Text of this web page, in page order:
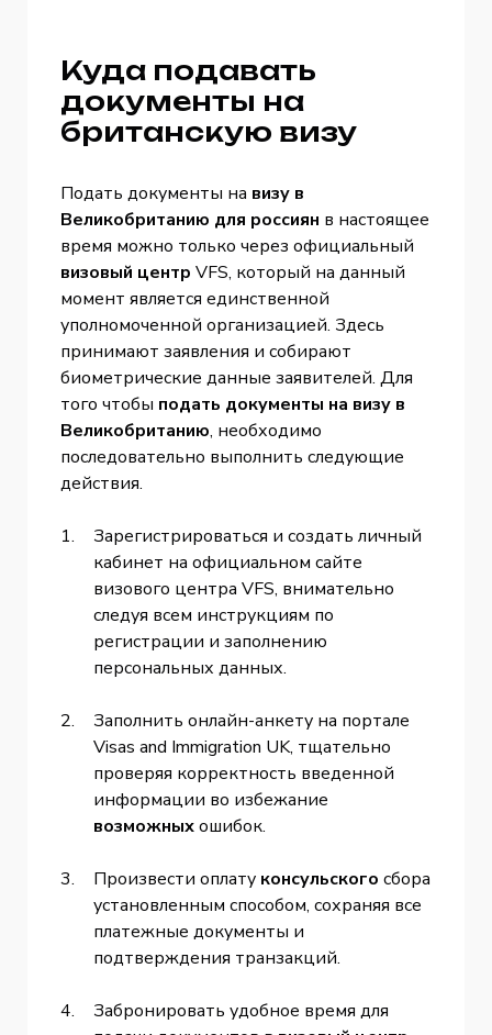
Куда подавать
документы на
британскую визу
Подать документы на визу в
Великобританию для россиян в настоящее
время можно только через официальный
визовый центр VFS, который на данный
момент является единственной
уполномоченной организацией. Здесь
принимают заявления и собирают
биометрические данные заявителей. Для
того чтобы подать документы на визу в
Великобританию, необходимо
последовательно выполнить следующие
действия.
Зарегистрироваться и создать личный
кабинет на официальном сайте
визового центра VFS, внимательно
следуя всем инструкциям по
регистрации и заполнению
персональных данных.
Заполнить онлайн-анкету на портале
Visas and Immigration UK, тщательно
проверяя корректность введенной
информации во избежание
возможныхошибок.
Произвести оплату консульского сбора
установленным способом, сохраняя все
платежные документы и
подтверждения транзакций.
Забронировать удобное время для